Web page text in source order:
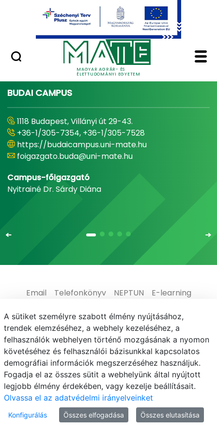
Ugrás a fő tartalomhoz
MAGYAR AGRÁR- ÉS
ÉLETTUDOMÁNYI EGYETEM
Minőségügy
Home - Magyar
BUDAI CAMPUS
1118 Budapest, Villányi út 29-43.
+36-1/305-7354, +36-1/305-7528
https://budaicampus.uni-mate.hu
foigazgato.buda@uni-mate.hu
Campus-főigazgató
Nyitrainé Dr. Sárdy Diána
Email Telefonkönyv NEPTUN
E-learning
Médiaközpont
Informatikai Igazgatóság
Adatvédelem
© MATE 2021
A sütiket személyre szabott élmény nyújtásához,
trendek elemzéséhez, a webhely kezeléséhez, a
felhasználók webhelyen történő mozgásának a nyomon
követéséhez és felhasználói bázisunkkal kapcsolatos
demográfiai információk megszerzéséhez használjuk.
Fogadja el az összes sütit a webhelyünk által nyújtott
legjobb élmény érdekében, vagy kezelje beállításait.
Olvassa el az adatvédelmi irányelveinket
Konfigurálás Összes elfogadása Összes elutasítása